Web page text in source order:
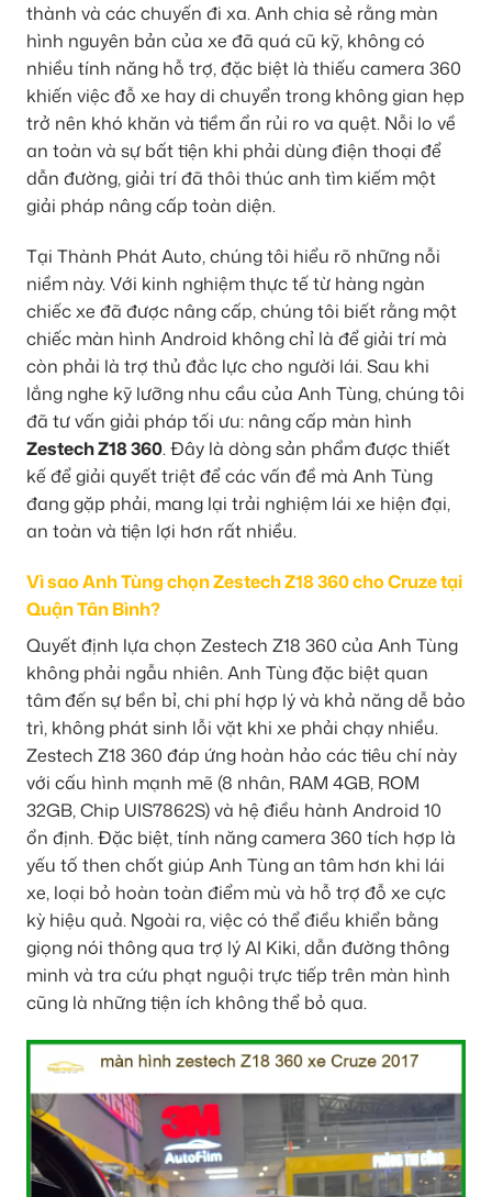
thành và các chuyến đi xa. Anh chia sẻ rằng màn
hình nguyên bản của xe đã quá cũ kỹ, không có
nhiều tính năng hỗ trợ, đặc biệt là thiếu camera 360
khiến việc đỗ xe hay di chuyển trong không gian hẹp
trở nên khó khăn và tiềm ẩn rủi ro va quệt. Nỗi lo về
an toàn và sự bất tiện khi phải dùng điện thoại để
dẫn đường, giải trí đã thôi thúc anh tìm kiếm một
giải pháp nâng cấp toàn diện.
Tại Thành Phát Auto, chúng tôi hiểu rõ những nỗi
niềm này. Với kinh nghiệm thực tế từ hàng ngàn
chiếc xe đã được nâng cấp, chúng tôi biết rằng một
chiếc màn hình Android không chỉ là để giải trí mà
còn phải là trợ thủ đắc lực cho người lái. Sau khi
lắng nghe kỹ lưỡng nhu cầu của Anh Tùng, chúng tôi
đã tư vấn giải pháp tối ưu: nâng cấp màn hình
Zestech Z18 360. Đây là dòng sản phẩm được thiết
kế để giải quyết triệt để các vấn đề mà Anh Tùng
đang gặp phải, mang lại trải nghiệm lái xe hiện đại,
an toàn và tiện lợi hơn rất nhiều.
Vì sao Anh Tùng chọn Zestech Z18 360 cho Cruze tại
Quận Tân Bình?
Quyết định lựa chọn Zestech Z18 360 của Anh Tùng
không phải ngẫu nhiên. Anh Tùng đặc biệt quan
tâm đến sự bền bỉ, chi phí hợp lý và khả năng dễ bảo
trì, không phát sinh lỗi vặt khi xe phải chạy nhiều.
Zestech Z18 360 đáp ứng hoàn hảo các tiêu chí này
với cấu hình mạnh mẽ (8 nhân, RAM 4GB, ROM
32GB, Chip UIS7862S) và hệ điều hành Android 10
ổn định. Đặc biệt, tính năng camera 360 tích hợp là
yếu tố then chốt giúp Anh Tùng an tâm hơn khi lái
xe, loại bỏ hoàn toàn điểm mù và hỗ trợ đỗ xe cực
kỳ hiệu quả. Ngoài ra, việc có thể điều khiển bằng
giọng nói thông qua trợ lý AI Kiki, dẫn đường thông
minh và tra cứu phạt nguội trực tiếp trên màn hình
cũng là những tiện ích không thể bỏ qua.